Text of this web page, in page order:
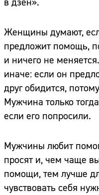
Женщины думают,
предложит помощь,
и ничего не
иначе: если он
друг обидится,
Мужчина только
если его попросили.
Мужчины любит
просят и, чем чаще
помощи, тем лучше
чувствовать себя